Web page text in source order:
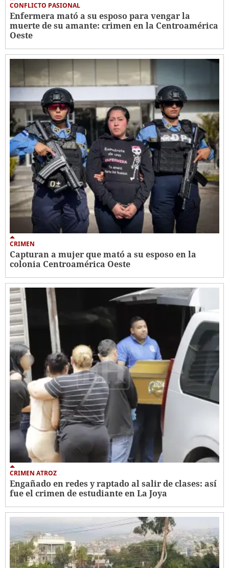
CONFLICTO PASIONAL
Enfermera mató a su esposo para vengar la
muerte de su amante: crimen en la Centroamérica
Oeste
CRIMEN
Capturan a mujer que mató a su esposo en la
colonia Centroamérica Oeste
CRIMEN ATROZ
Engañado en redes y raptado al salir de clases: así
fue el crimen de estudiante en La Joya